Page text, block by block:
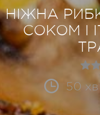
НІЖНА
СОКОМ І
50 хв